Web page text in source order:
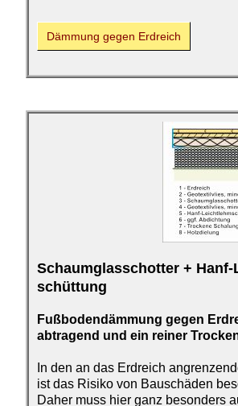
Dämmung gegen Erdreich
Schaumglasschotter +
schüttung
Fußbodendämmung gegen
abtragend und ein reiner
In den an das Erdreich
ist das Risiko von Bauschäden
Daher muss hier ganz besonders